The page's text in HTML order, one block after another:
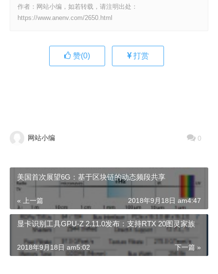
作者：网站小编，如若转载，请注明出处：
https://www.anenv.com/2650.html
赞(0) 打赏
网站小编 0
美国首次展望6G：基于区块链的动态频段共享
« 上一篇 2018年9月18日 am4:47
显卡识别工具GPU-Z 2.11.0发布：支持RTX 20图灵家族
下一篇 »
2018年9月18日 am5:02